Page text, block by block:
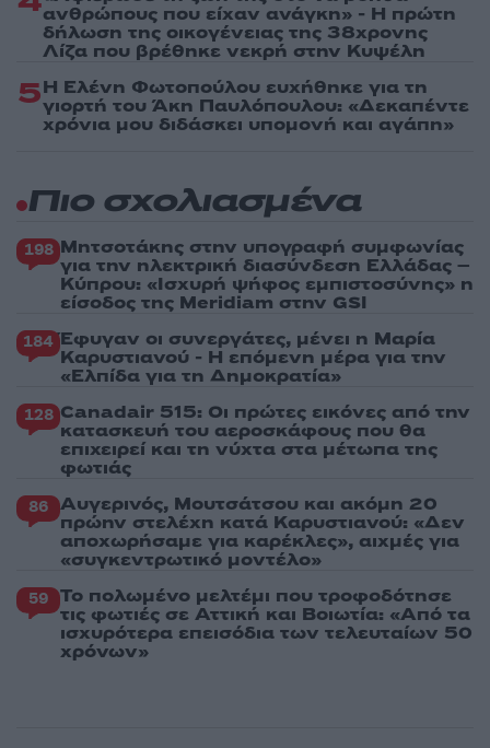
ανθρώπους που είχαν ανάγκη» - Η πρώτη
δήλωση της οικογένειας της 38χρονης
Λίζα που βρέθηκε νεκρή στην Κυψέλη
5Η Ελένη Φωτοπούλου ευχήθηκε για τη
γιορτή του Άκη Παυλόπουλου: «Δεκαπέντε
χρόνια μου διδάσκει υπομονή και αγάπη»
Πιο σχολιασμένα
198 Μητσοτάκης στην υπογραφή συμφωνίας
για την ηλεκτρική διασύνδεση Ελλάδας –
Κύπρου: «Ισχυρή ψήφος εμπιστοσύνης» η
είσοδος της Meridiam στην GSI
184 Έφυγαν οι συνεργάτες, μένει η Μαρία
Καρυστιανού - Η επόμενη μέρα για την
«Ελπίδα για τη Δημοκρατία»
128 Canadair 515: Οι πρώτες εικόνες από την
κατασκευή του αεροσκάφους που θα
επιχειρεί και τη νύχτα στα μέτωπα της
φωτιάς
86 Αυγερινός, Μουτσάτσου και ακόμη 20
πρώην στελέχη κατά Καρυστιανού: «Δεν
αποχωρήσαμε για καρέκλες», αιχμές για
«συγκεντρωτικό μοντέλο»
59 Το πολωμένο μελτέμι που τροφοδότησε
τις φωτιές σε Αττική και Βοιωτία: «Από τα
ισχυρότερα επεισόδια των τελευταίων 50
χρόνων»